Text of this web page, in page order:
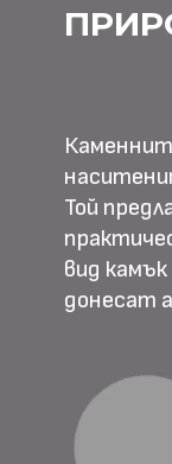
Той
вид
донесат